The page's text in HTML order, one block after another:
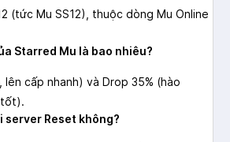
(tức Mu SS12), thuộc dòng Mu Online
Starred Mu là bao nhiêu?
cấp nhanh) và Drop 35% (hào
server Reset không?